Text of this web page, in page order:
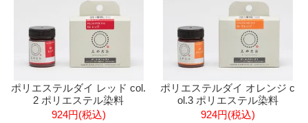
ポリエステルダイ レッド col.
2 ポリエステル染料
924円(税込)
ポリエステルダイ オレンジ c
ol.3 ポリエステル染料
924円(税込)